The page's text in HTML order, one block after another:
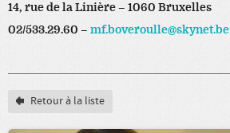
14, rue de la Linière – 1060 Bruxelles
02/533.29.60 – mf.boveroulle@skynet.be
Retour à la liste